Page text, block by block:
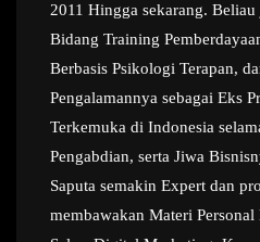
2011 Hingga sekarang.
Bidang Training
Berbasis Psikologi Terapan,
Pengalamannya sebagai Eks
Terkemuka di Indonesia
Pengabdian, serta Jiwa
Saputa semakin Expert dan
membawakan Materi